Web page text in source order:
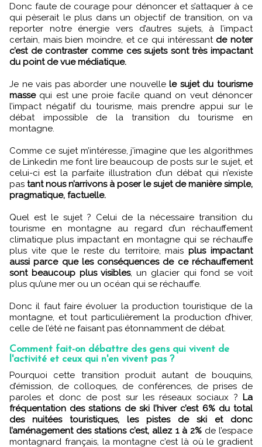
Donc faute de courage pour dénoncer et s’attaquer à ce
qui pèserait le plus dans un objectif de transition, on va
reporter notre énergie vers d’autres sujets, à l’impact
certain, mais bien moindre, et ce qui intéressantde noter
c’est de contraster comme ces sujets sont très impactant
du point de vue médiatique.
Je ne vais pas aborder une nouvellele sujet du tourisme
massequi est une proie facile quand on veut dénoncer
l’impact négatif du tourisme, mais prendre appui sur le
débat impossible de la transition du tourisme en
montagne.
Comme ce sujet m’intéresse, j’imagine que les algorithmes
de Linkedin me font lire beaucoup de posts sur le sujet, et
celui-ci est la parfaite illustration d’un débat qui n’existe
pas tant nous n’arrivons à poser le sujet de manière simple,
pragmatique, factuelle.
Quel est le sujet ? Celui de la nécessaire transition du
tourisme en montagne au regard d’un réchauffement
climatique plus impactant en montagne qui se réchauffe
plus vite que le reste du territoire, maisplus impactant
aussi parce que les conséquences de ce réchauffement
sont beaucoup plus visibles, un glacier qui fond se voit
plus qu’une mer ou un océan qui se réchauffe.
Donc il faut faire évoluer la production touristique de la
montagne, et tout particulièrement la production d’hiver,
celle de l’été ne faisant pas étonnamment de débat.
Comment fait-on débattre des gens qui vivent de
l'activité et ceux qui n'en vivent pas ?
Pourquoi cette transition produit autant de bouquins,
d’émission, de colloques, de conférences, de prises de
paroles et donc de post sur les réseaux sociaux ? La
fréquentation des stations de ski l’hiver c’est 6% du total
des nuitées touristiques, les pistes de ski et donc
l’aménagement des stations c’est, allez 1 à 2%de l’espace
montagnard français, la montagne c’est là où le gradient